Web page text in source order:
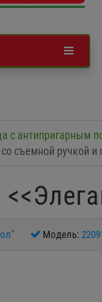
с антипригарным
со съемной ручкой
Модель: